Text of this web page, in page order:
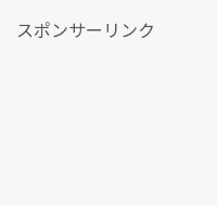
スポンサーリンク